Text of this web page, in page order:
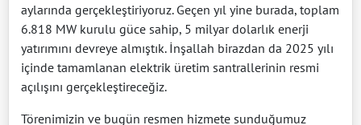
aylarında gerçekleştiriyoruz. Geçen yıl yine burada, toplam
6.818 MW kurulu güce sahip, 5 milyar dolarlık enerji
yatırımını devreye almıştık. İnşallah birazdan da 2025 yılı
içinde tamamlanan elektrik üretim santrallerinin resmi
açılışını gerçekleştireceğiz.
Törenimizin ve bugün resmen hizmete sunduğumuz